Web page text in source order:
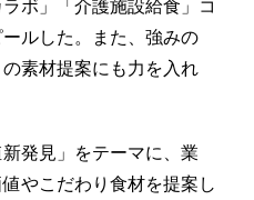
ルした。また、強みの
素材提案にも力を入れ
発見」をテーマに、業
やこだわり食材を提案し